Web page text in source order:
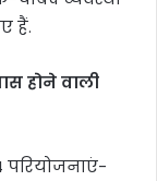
हैं.
होने वाली
परियोजनाएं-